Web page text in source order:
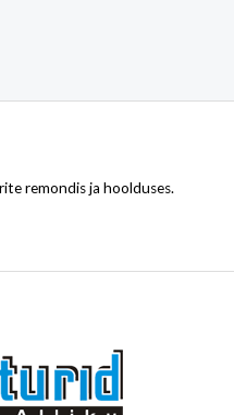
remondis ja hoolduses.